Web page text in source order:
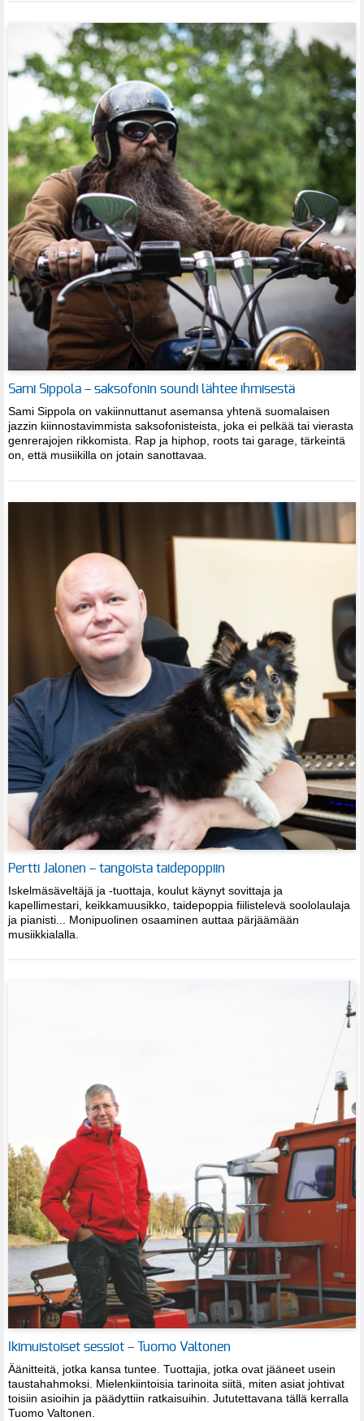
Sami Sippola – saksofonin soundi lähtee ihmisestä
Sami Sippola on vakiinnuttanut asemansa yhtenä suomalaisen
jazzin kiinnostavimmista saksofonisteista, joka ei pelkää tai vierasta
genrerajojen rikkomista. Rap ja hiphop, roots tai garage, tärkeintä
on, että musiikilla on jotain sanottavaa.
Pertti Jalonen – tangoista taidepoppiin
Iskelmäsäveltäjä ja -tuottaja, koulut käynyt sovittaja ja
kapellimestari, keikkamuusikko, taidepoppia fiilistelevä soololaulaja
ja pianisti... Monipuolinen osaaminen auttaa pärjäämään
musiikkialalla.
Ikimuistoiset sessiot – Tuomo Valtonen
Äänitteitä, jotka kansa tuntee. Tuottajia, jotka ovat jääneet usein
taustahahmoksi. Mielenkiintoisia tarinoita siitä, miten asiat johtivat
toisiin asioihin ja päädyttiin ratkaisuihin. Jututettavana tällä kerralla
Tuomo Valtonen.